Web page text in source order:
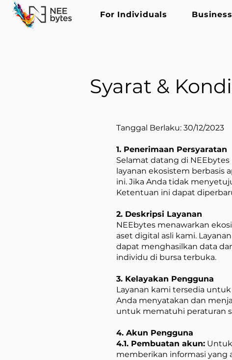
For Individuals
Syarat &
Tanggal Berlaku: 30/12/2023
1. Penerimaan Persyaratan
Selamat datang di
layanan ekosistem berbasis
ini. Jika Anda tidak
Ketentuan ini dapat
2. Deskripsi Layanan
NEEbytes menawarkan
aset digital asli kami.
dapat menghasilkan data
individu di bursa terbuka.
3. Kelayakan Pengguna
Layanan kami tersedia
Anda menyatakan dan
untuk mematuhi peraturan
4. Akun Pengguna
4.1. Pembuatan akun:
memberikan informasi yang